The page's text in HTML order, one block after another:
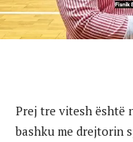
Prej tre vitesh është
bashku me drejtorin